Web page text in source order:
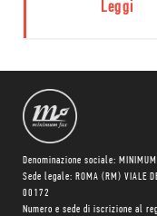
detersivo.Leggi
Denominazione sociale:
Sede legale: ROMA (RM) VIALE
00172
Numero e sede di iscrizione al